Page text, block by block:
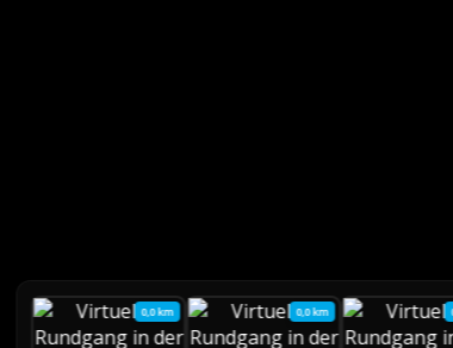
0,0 km 0,0 km